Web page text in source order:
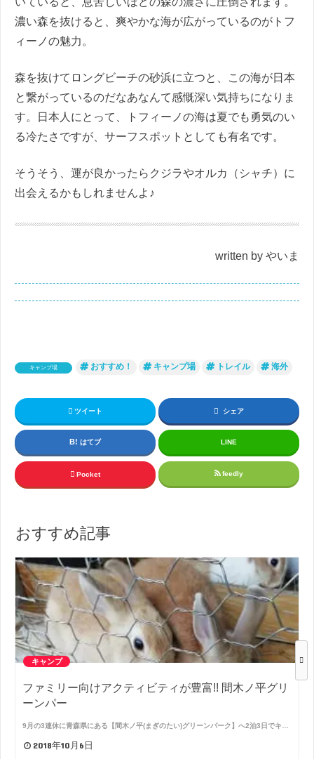
濃い森を抜けると、爽やかな海が広がっているのがトフ
ィーノの魅力。
森を抜けてロングビーチの砂浜に立つと、この海が日本
と繋がっているのだなあなんて感慨深い気持ちになりま
す。日本人にとって、トフィーノの海は夏でも勇気のい
る冷たさですが、サーフスポットとしても有名です。
そうそう、運が良かったらクジラやオルカ（シャチ）に
出会えるかもしれませんよ♪
written by やいま
キャンプ場 おすすめ！ キャンプ場 トレイル 海外
ツイート シェア
はてブ LINE
Pocket feedly
おすすめ記事
キャンプ
ファミリー向けアクティビティが豊富!! 間木ノ平グリ
ーンパー
9月の3連休に青森県にある【間木ノ平(まぎのたい)グリーンパーク】へ2泊3日でキ…
2018年10月6日